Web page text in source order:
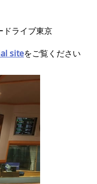
ドライブ東京
siteをご覧ください